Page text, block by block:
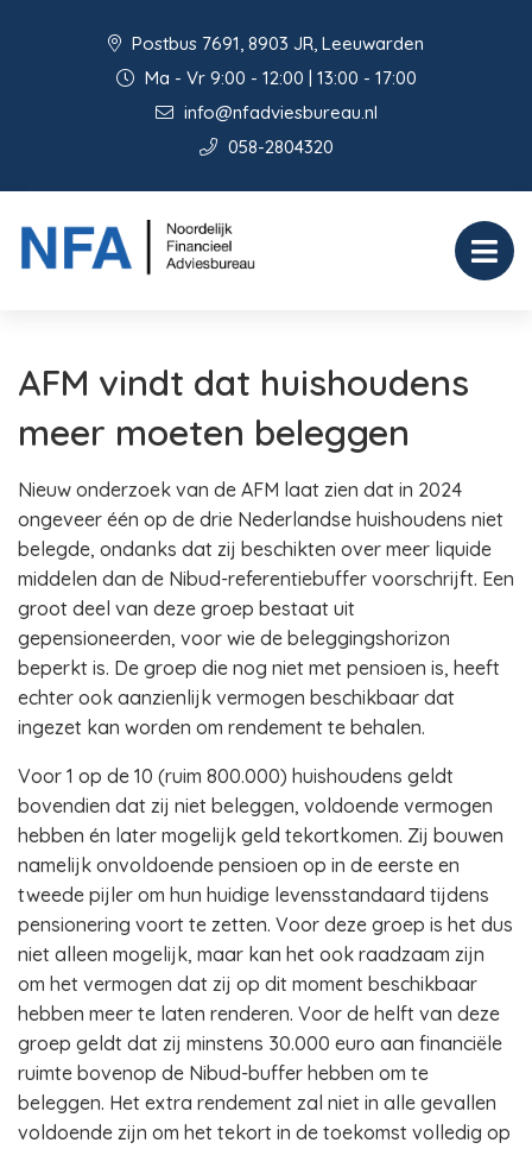
Postbus 7691, 8903 JR, Leeuwarden
Ma - Vr 9:00 - 12:00 | 13:00 - 17:00
info@nfadviesbureau.nl
058-2804320
AFM vindt dat huishoudens
meer moeten beleggen
Nieuw onderzoek van de AFM laat zien dat in 2024
ongeveer één op de drie Nederlandse huishoudens niet
belegde, ondanks dat zij beschikten over meer liquide
middelen dan de Nibud-referentiebuffer voorschrijft. Een
groot deel van deze groep bestaat uit
gepensioneerden, voor wie de beleggingshorizon
beperkt is. De groep die nog niet met pensioen is, heeft
echter ook aanzienlijk vermogen beschikbaar dat
ingezet kan worden om rendement te behalen.
Voor 1 op de 10 (ruim 800.000) huishoudens geldt
bovendien dat zij niet beleggen, voldoende vermogen
hebben én later mogelijk geld tekortkomen. Zij bouwen
namelijk onvoldoende pensioen op in de eerste en
tweede pijler om hun huidige levensstandaard tijdens
pensionering voort te zetten. Voor deze groep is het dus
niet alleen mogelijk, maar kan het ook raadzaam zijn
om het vermogen dat zij op dit moment beschikbaar
hebben meer te laten renderen. Voor de helft van deze
groep geldt dat zij minstens 30.000 euro aan financiële
ruimte bovenop de Nibud-buffer hebben om te
beleggen. Het extra rendement zal niet in alle gevallen
voldoende zijn om het tekort in de toekomst volledig op